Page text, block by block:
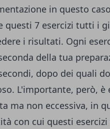
in questo
questi 7 esercizi tutti i
i risultati. Ogni
della tua
dopo dei quali
L'importante, però, è
ma non eccessiva, in
con cui questi